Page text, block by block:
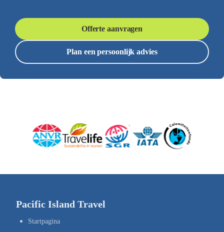
Offerte aanvragen
Plan een persoonlijk advies
Pacific Island Travel
Startpagina